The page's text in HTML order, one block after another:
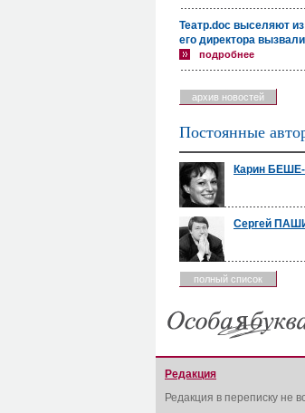
Театр.doc выселяют
его директора
подробнее
архив новостей
Постоянные
Карин
Сергей
полный список
Редакция
Редакция в переписку не